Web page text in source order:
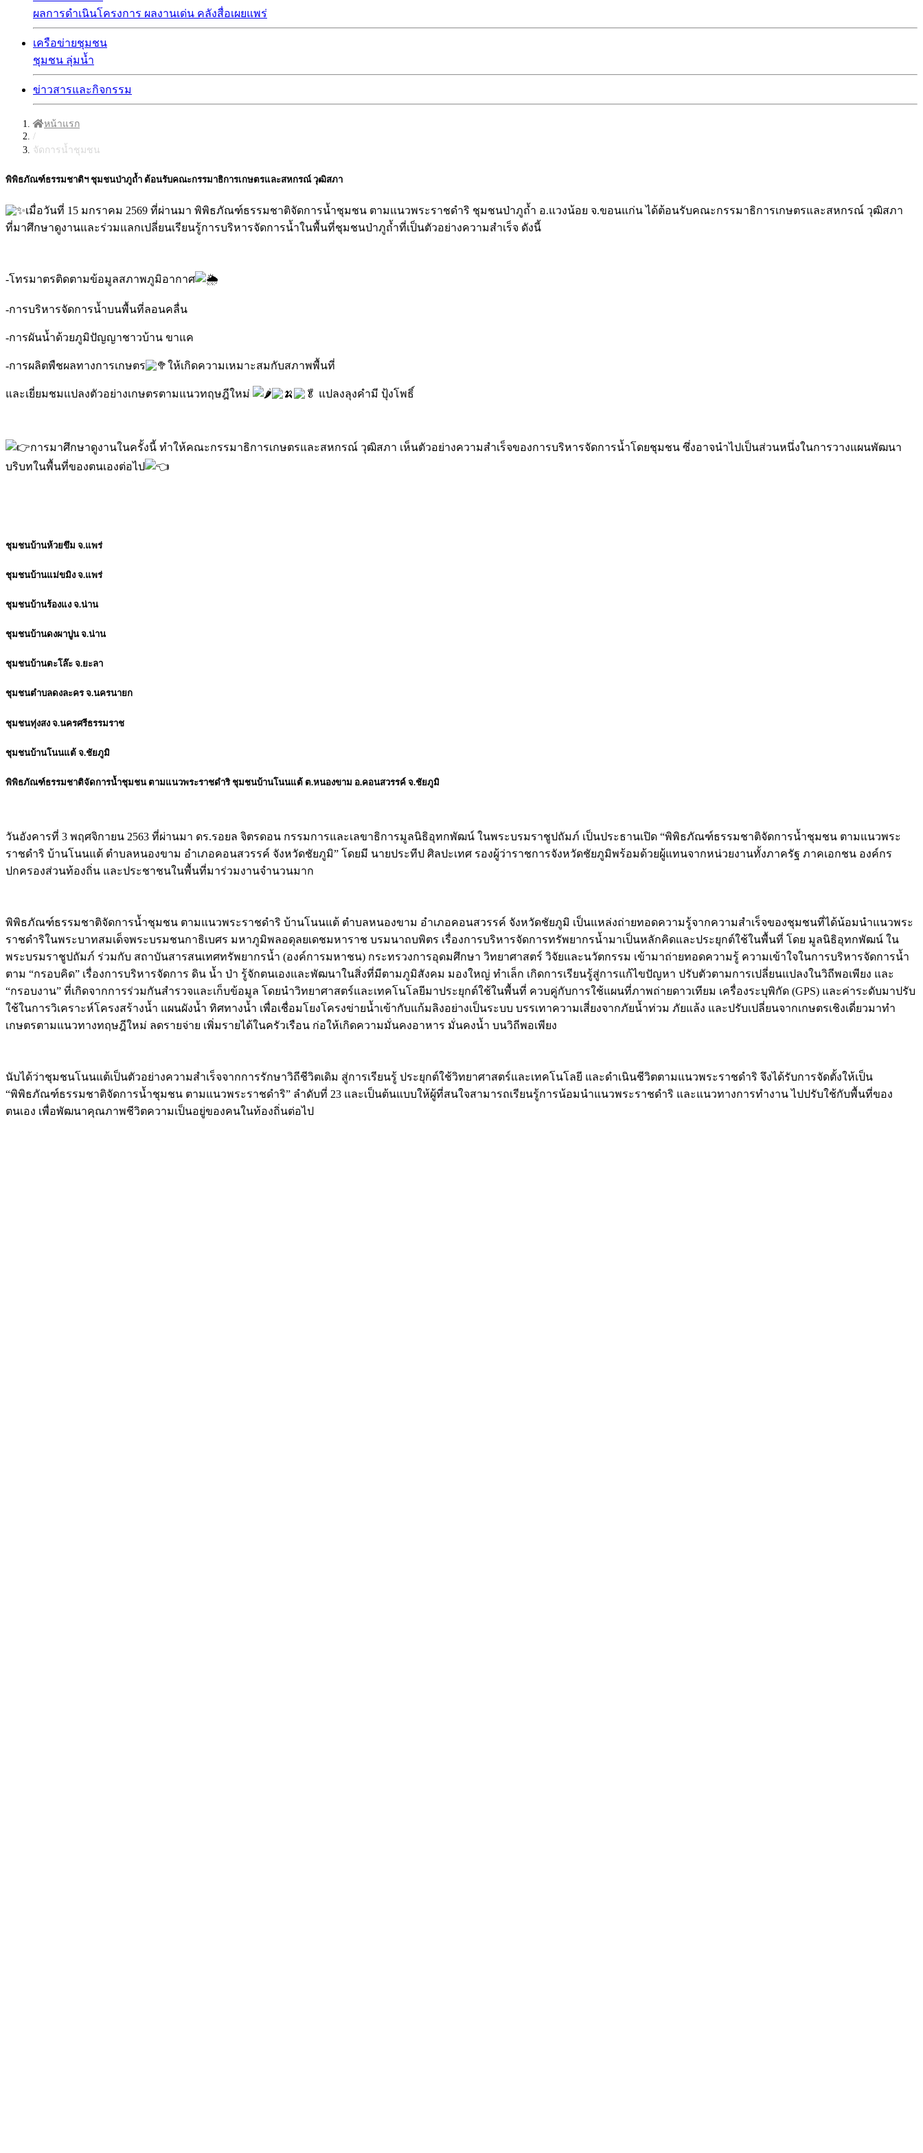
ผลการดำเนินโครงการ ผลงานเด่น คลังสื่อเผยแพร่
เครือข่ายชุมชน
ชุมชน ลุ่มน้ำ
ข่าวสารและกิจกรรม
หน้าแรก
/
จัดการน้ำชุมชน
พิพิธภัณฑ์ธรรมชาติฯ ชุมชนป่าภูถ้ำ ต้อนรับคณะกรรมาธิการเกษตรและสหกรณ์ วุฒิสภา
เมื่อวันที่ 15 มกราคม 2569 ที่ผ่านมา พิพิธภัณฑ์ธรรมชาติจัดการน้ำชุมชน ตามแนวพระราชดำริ ชุมชนป่าภูถ้ำ อ.แวงน้อย จ.ขอนแก่น ได้ต้อนรับคณะกรรมาธิการเกษตรและสหกรณ์ วุฒิสภา
ที่มาศึกษาดูงานและร่วมแลกเปลี่ยนเรียนรู้การบริหารจัดการน้ำในพื้นที่ชุมชนป่าภูถ้ำที่เป็นตัวอย่างความสำเร็จ ดังนี้
-โทรมาตรติดตามข้อมูลสภาพภูมิอากาศ
-การบริหารจัดการน้ำบนพื้นที่ลอนคลื่น
-การผันน้ำด้วยภูมิปัญญาชาวบ้าน ขาแค
-การผลิตพืชผลทางการเกษตร ให้เกิดความเหมาะสมกับสภาพพื้นที่
และเยี่ยมชมแปลงตัวอย่างเกษตรตามแนวทฤษฎีใหม่ แปลงลุงคำมี ปุ้งโพธิ์
การมาศึกษาดูงานในครั้งนี้ ทำให้คณะกรรมาธิการเกษตรและสหกรณ์ วุฒิสภา เห็นตัวอย่างความสำเร็จของการบริหารจัดการน้ำโดยชุมชน ซึ่งอาจนำไปเป็นส่วนหนึ่งในการวางแผนพัฒนา
บริบทในพื้นที่ของตนเองต่อไป
ชุมชนบ้านห้วยขึม จ.แพร่
ชุมชนบ้านแม่ขมิง จ.แพร่
ชุมชนบ้านร้องแง จ.น่าน
ชุมชนบ้านดงผาปูน จ.น่าน
ชุมชนบ้านตะโล๊ะ จ.ยะลา
ชุมชนตำบลดงละคร จ.นครนายก
ชุมชนทุ่งสง จ.นครศรีธรรมราช
ชุมชนบ้านโนนแต้ จ.ชัยภูมิ
พิพิธภัณฑ์ธรรมชาติจัดการน้ำชุมชน ตามแนวพระราชดำริ ชุมชนบ้านโนนแต้ ต.หนองขาม อ.คอนสวรรค์ จ.ชัยภูมิ
วันอังคารที่ 3 พฤศจิกายน 2563 ที่ผ่านมา ดร.รอยล จิตรดอน กรรมการและเลขาธิการมูลนิธิอุทกพัฒน์ ในพระบรมราชูปถัมภ์ เป็นประธานเปิด “พิพิธภัณฑ์ธรรมชาติจัดการน้ำชุมชน ตามแนวพระ
ราชดำริ บ้านโนนแต้ ตำบลหนองขาม อำเภอคอนสวรรค์ จังหวัดชัยภูมิ” โดยมี นายประทีป ศิลปะเทศ รองผู้ว่าราชการจังหวัดชัยภูมิพร้อมด้วยผู้แทนจากหน่วยงานทั้งภาครัฐ ภาคเอกชน องค์กร
ปกครองส่วนท้องถิ่น และประชาชนในพื้นที่มาร่วมงานจำนวนมาก
พิพิธภัณฑ์ธรรมชาติจัดการน้ำชุมชน ตามแนวพระราชดำริ บ้านโนนแต้ ตำบลหนองขาม อำเภอคอนสวรรค์ จังหวัดชัยภูมิ เป็นแหล่งถ่ายทอดความรู้จากความสำเร็จของชุมชนที่ได้น้อมนำแนวพระ
ราชดำริในพระบาทสมเด็จพระบรมชนกาธิเบศร มหาภูมิพลอดุลยเดชมหาราช บรมนาถบพิตร เรื่องการบริหารจัดการทรัพยากรน้ำมาเป็นหลักคิดและประยุกต์ใช้ในพื้นที่ โดย มูลนิธิอุทกพัฒน์ ใน
พระบรมราชูปถัมภ์ ร่วมกับ สถาบันสารสนเทศทรัพยากรน้ำ (องค์การมหาชน) กระทรวงการอุดมศึกษา วิทยาศาสตร์ วิจัยและนวัตกรรม เข้ามาถ่ายทอดความรู้ ความเข้าใจในการบริหารจัดการน้ำ
ตาม “กรอบคิด” เรื่องการบริหารจัดการ ดิน น้ำ ป่า รู้จักตนเองและพัฒนาในสิ่งที่มีตามภูมิสังคม มองใหญ่ ทำเล็ก เกิดการเรียนรู้สู่การแก้ไขปัญหา ปรับตัวตามการเปลี่ยนแปลงในวิถีพอเพียง และ
“กรอบงาน” ที่เกิดจากการร่วมกันสำรวจและเก็บข้อมูล โดยนำวิทยาศาสตร์และเทคโนโลยีมาประยุกต์ใช้ในพื้นที่ ควบคู่กับการใช้แผนที่ภาพถ่ายดาวเทียม เครื่องระบุพิกัด (GPS) และค่าระดับมาปรับ
ใช้ในการวิเคราะห์โครงสร้างน้ำ แผนผังน้ำ ทิศทางน้ำ เพื่อเชื่อมโยงโครงข่ายน้ำเข้ากับแก้มลิงอย่างเป็นระบบ บรรเทาความเสี่ยงจากภัยน้ำท่วม ภัยแล้ง และปรับเปลี่ยนจากเกษตรเชิงเดี่ยวมาทำ
เกษตรตามแนวทางทฤษฎีใหม่ ลดรายจ่าย เพิ่มรายได้ในครัวเรือน ก่อให้เกิดความมั่นคงอาหาร มั่นคงน้ำ บนวิถีพอเพียง
นับได้ว่าชุมชนโนนแต้เป็นตัวอย่างความสำเร็จจากการรักษาวิถีชีวิตเดิม สู่การเรียนรู้ ประยุกต์ใช้วิทยาศาสตร์และเทคโนโลยี และดำเนินชีวิตตามแนวพระราชดำริ จึงได้รับการจัดตั้งให้เป็น
“พิพิธภัณฑ์ธรรมชาติจัดการน้ำชุมชน ตามแนวพระราชดำริ” ลำดับที่ 23 และเป็นต้นแบบให้ผู้ที่สนใจสามารถเรียนรู้การน้อมนำแนวพระราชดำริ และแนวทางการทำงาน ไปปรับใช้กับพื้นที่ของ
ตนเอง เพื่อพัฒนาคุณภาพชีวิตความเป็นอยู่ของคนในท้องถิ่นต่อไป